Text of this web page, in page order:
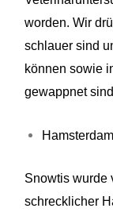
worden. Wir
schlauer sind
können sowie
gewappnet
Snowtis wurde
schrecklicher